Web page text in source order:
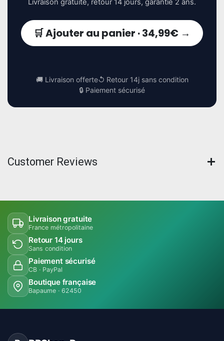
Livraison gratuite, retour 14 jours, garantie 2 ans.
🛒Ajouter au panier · 34,99€ →
🚚 Livraison offerte↺ Retour 14j sans condition
🔒 Paiement sécurisé
Customer Reviews
Livraison gratuite
France métropolitaine
Retour 14 jours
Sans condition
Paiement sécurisé
CB · PayPal
Boutique française
Bapaume · 62450